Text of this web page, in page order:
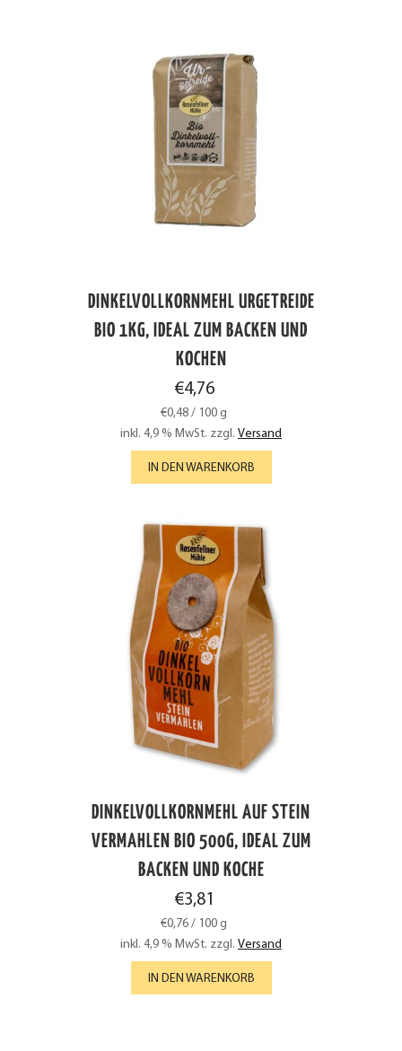
DINKELVOLLKORNMEHL URGETREIDE
BIO 1KG, IDEAL ZUM BACKEN UND
KOCHEN
€4,76
€0,48 / 100 g
inkl. 4,9 % MwSt. zzgl. Versand
IN DEN WARENKORB
DINKELVOLLKORNMEHL AUF STEIN
VERMAHLEN BIO 500G, IDEAL ZUM
BACKEN UND KOCHE
€3,81
€0,76 / 100 g
inkl. 4,9 % MwSt. zzgl. Versand
IN DEN WARENKORB